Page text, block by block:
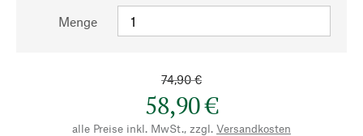
Menge
74,90 €
58,90 €
alle Preise inkl. MwSt., zzgl. Versandkosten